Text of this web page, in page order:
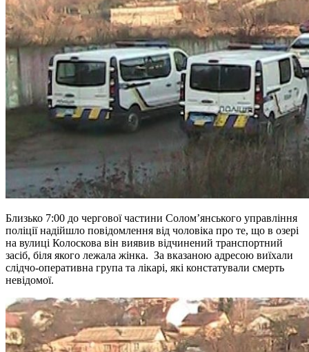
Близько 7:00 до чергової частини Солом’янського управління
поліції надійшло повідомлення від чоловіка про те, що в озері
на вулиці Колоскова він виявив відчинений транспортний
засіб, біля якого лежала жінка. За вказаною адресою виїхали
слідчо-оперативна група та лікарі, які констатували смерть
невідомої.